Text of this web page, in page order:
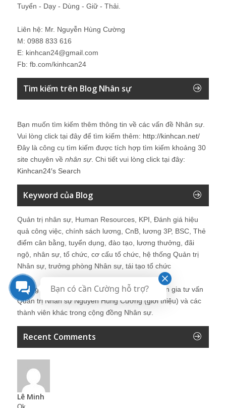
Tuyển - Dạy - Dùng - Giữ - Thải.
Liên hệ: Mr. Nguyễn Hùng Cường
M: 0988 833 616
E: kinhcan24@gmail.com
Fb: fb.com/kinhcan24
Tìm kiếm trên Blog Nhân sự
Bạn muốn tìm kiếm thêm thông tin về các vấn đề Nhân sự
Vui lòng click tại đây để tìm kiếm thêm: http://kinhcan.net/
Đây là công cụ tìm kiếm được tích hợp tìm kiếm khoảng 30
site chuyên về nhân sự. Chi tiết vui lòng click tại đây:
Kinhcan24′s Search
Keyword của Blog
Quản trị nhân sự, Human Resources, KPI, Đánh giá hiệu
quả công việc, chính sách lương, CnB, lương 3P, BSC, Thẻ
điểm cân bằng, tuyển dụng, đào tạo, lương thưởng, đãi
ngộ, nhân sự, tổ chức, cơ cấu tổ chức, hệ thống Quản trị
Nhân sự, trưởng phòng Nhân sự, tái tạo tổ chức
Những bài viết tại blog được chia sẻ bởi chuyên gia tư vấn
Quản trị Nhân sự Nguyễn Hùng Cường (giới thiệu) và các
thành viên khác trong cộng đồng Nhân sự.
Recent Comments
Lê Minh
Bạn có cần Cường hỗ trợ?